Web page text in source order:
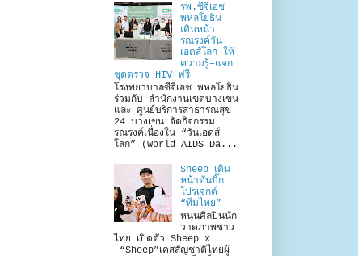
รพ.ซีจีเอช
พหลโยธิน
เดินหน้า
รณรงค์วัน
เอดส์โลก ให้
ความรู้–แจก
ชุดตรวจ HIV ฟรี
โรงพยาบาลซีจีเอช พหลโยธิน
ร่วมกับ สำนักงานเขตบางเขน
และ ศูนย์บริการสาธารณสุข
24 บางเขน จัดกิจกรรม
รณรงค์เนื่องใน “วันเอดส์
โลก” (World AIDS Da...
Sheep เดิน
หน้าดันบิ๊ก
โปรเจกต์
“ทีมไทย”
หนุนศิลปินนัก
วาดภาพชาว
ไทย เปิดตัว Sheep x
“Sheep”เคสสัญชาติไทยผู้